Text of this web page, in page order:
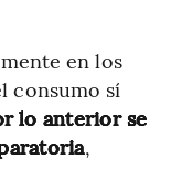
en los
consumo sí
lo anterior se
,